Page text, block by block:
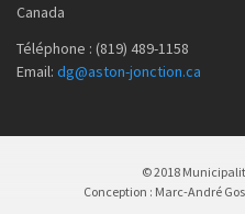
Canada
Téléphone : (819) 489-1158
Email: dg@aston-jonction.ca
© 2018
Conception : Marc-André